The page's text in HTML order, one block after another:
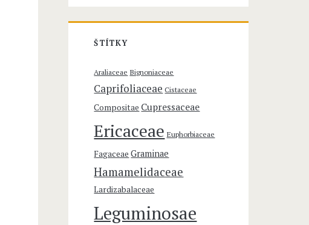
ŠTÍTKY
Araliaceae Bignoniaceae
Caprifoliaceae Cistaceae
Compositae Cupressaceae
Ericaceae Euphorbiaceae
Fagaceae Graminae
Hamamelidaceae
Lardizabalaceae
Leguminosae